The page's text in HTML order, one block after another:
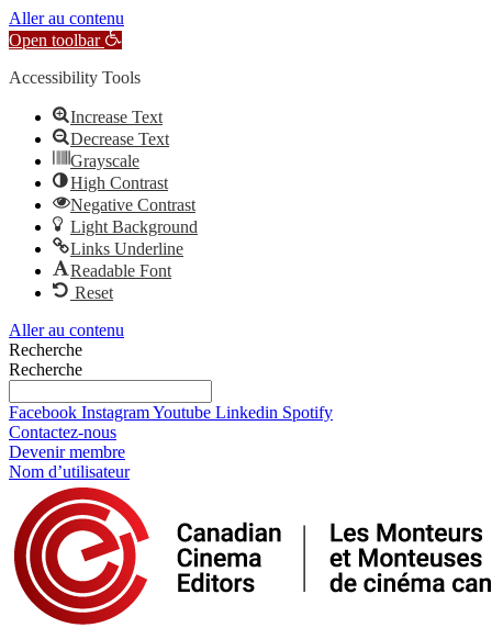
Aller au contenu
Open toolbar
Accessibility Tools
Increase Text
Decrease Text
Grayscale
High Contrast
Negative Contrast
Light Background
Links Underline
Readable Font
Reset
Aller au contenu
Recherche
Recherche
Facebook InstagramYoutube Linkedin Spotify
Contactez-nous
Devenir membre
Nom d’utilisateur